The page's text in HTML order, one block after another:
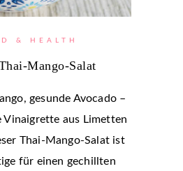
& HEALTH
Mango-Salat
gesunde Avocado –
Vinaigrette aus Limetten
Thai-Mango-Salat ist
für einen gechillten